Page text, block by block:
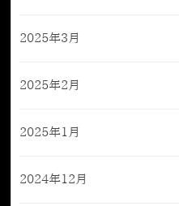
2025年3月
2025年2月
2025年1月
2024年12月